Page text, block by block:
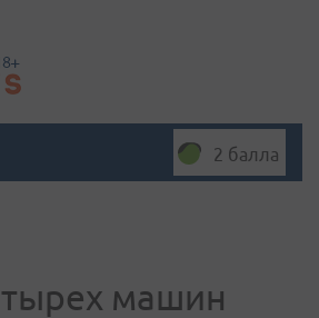
2 балла
машин